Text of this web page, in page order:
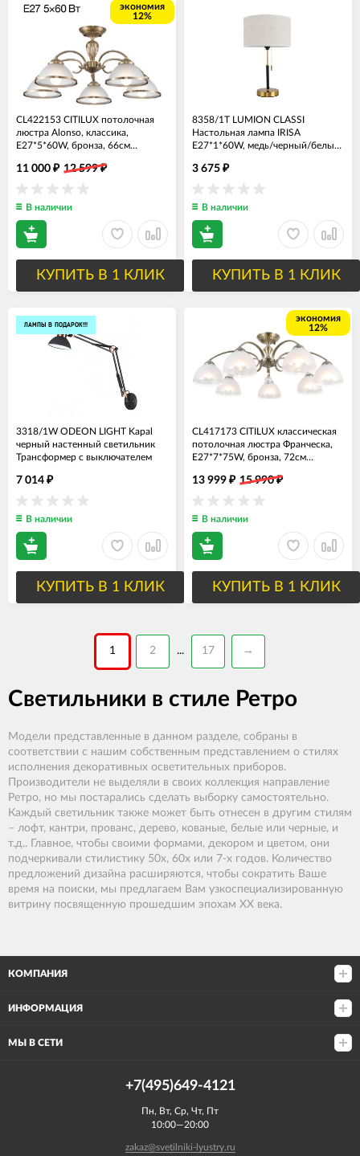
экономия
12%
CL422153 CITILUX потолочная
люстра Alonso, классика,
E27*5*60W, бронза, 66см
11 000 ₽ 12 599₽
В наличии
КУПИТЬ В 1 КЛИК
8358/1T LUMION CLASSI
Настольная лампа IRISA
E27*1*60W, медь/черный/белый,
3 675 ₽
В наличии
КУПИТЬ В 1 КЛИК
ЛАМПЫ В ПОДАРОК!!!
3318/1W ODEON LIGHT Kapal
черный настенный светильник
Трансформер с выключателем
7 014 ₽
В наличии
КУПИТЬ В 1 КЛИК
экономия
12%
CL417173 CITILUX классическая
потолочная люстра Франческа,
E27*7*75W, бронза, 72см
13 999 ₽ 15 990₽
В наличии
КУПИТЬ В 1 КЛИК
1 2 ... 17 →
Светильники в стиле Ретро
Модели представленные в данном разделе, собраны в
соответствии с нашим собственным представлением о стилях
исполнения декоративных осветительных приборов.
Производители не выделяли в своих коллекция направление
Ретро, но мы постарались сделать выборку самостоятельно.
Каждый светильник также может быть отнесен в другим стилям
– лофт, кантри, прованс, дерево, кованые, белые или черные, и
т.д.. Главное, чтобы своими формами, декором и цветом, они
подчеркивали стилистику 50х, 60х или 7-х годов. Количество
предложений дизайна расширяются, чтобы сократить Ваше
время на поиски, мы предлагаем Вам узкоспециализированную
витрину посвященную прошедшим эпохам ХХ века.
КОМПАНИЯ
ИНФОРМАЦИЯ
МЫ В СЕТИ
+7(495)649-4121
Пн, Вт, Ср, Чт, Пт
10:00—20:00
zakaz@svetilniki-lyustry.ru